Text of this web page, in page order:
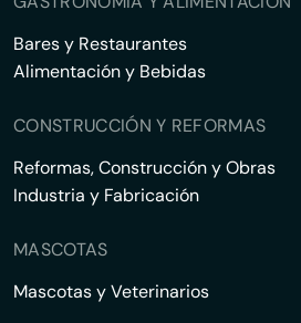
Bares y Restaurantes
Alimentación y Bebidas
CONSTRUCCIÓN Y REFORMAS
Reformas, Construcción y Obras
Industria y Fabricación
MASCOTAS
Mascotas y Veterinarios